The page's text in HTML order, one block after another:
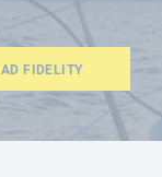
AD FIDELITY